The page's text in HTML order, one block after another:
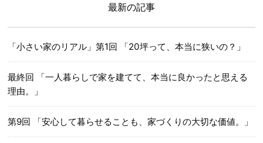
最新の記事
「小さい家のリアル」第1回 「20坪って、本当に狭いの？」
最終回 「一人暮らしで家を建てて、本当に良かったと思える
理由。」
第9回 「安心して暮らせることも、家づくりの大切な価値。」